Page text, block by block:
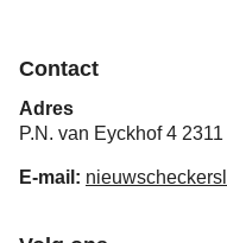
Contact
Adres
P.N. van Eyckhof 4
E-mail: